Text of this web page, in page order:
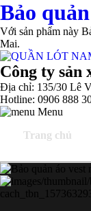
Bảo
Với sản phẩm này
Mai.
Công ty sản
Địa chỉ: 135/30 Lê
Hotline: 0906 888
Menu
Trang chủ